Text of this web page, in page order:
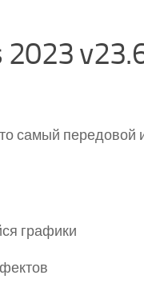
самый передовой
графики